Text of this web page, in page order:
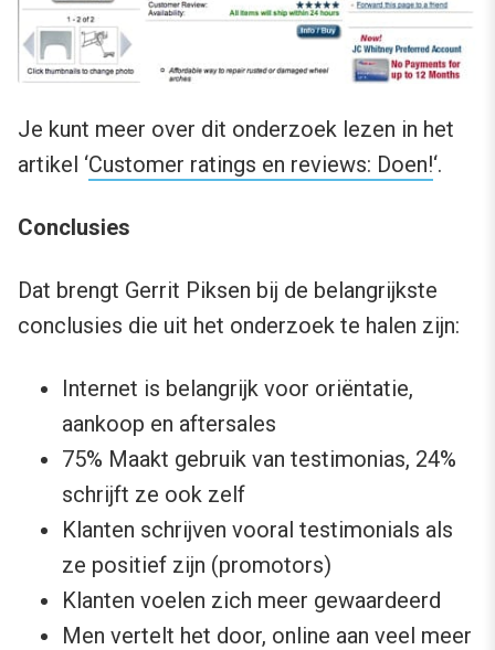
Je kunt meer over dit onderzoek lezen in het
artikel ‘Customer ratings en reviews: Doen!‘.
Conclusies
Dat brengt Gerrit Piksen bij de belangrijkste
conclusies die uit het onderzoek te halen zijn:
Internet is belangrijk voor oriëntatie,
aankoop en aftersales
75% Maakt gebruik van testimonias, 24%
schrijft ze ook zelf
Klanten schrijven vooral testimonials als
ze positief zijn (promotors)
Klanten voelen zich meer gewaardeerd
Men vertelt het door, online aan veel meer